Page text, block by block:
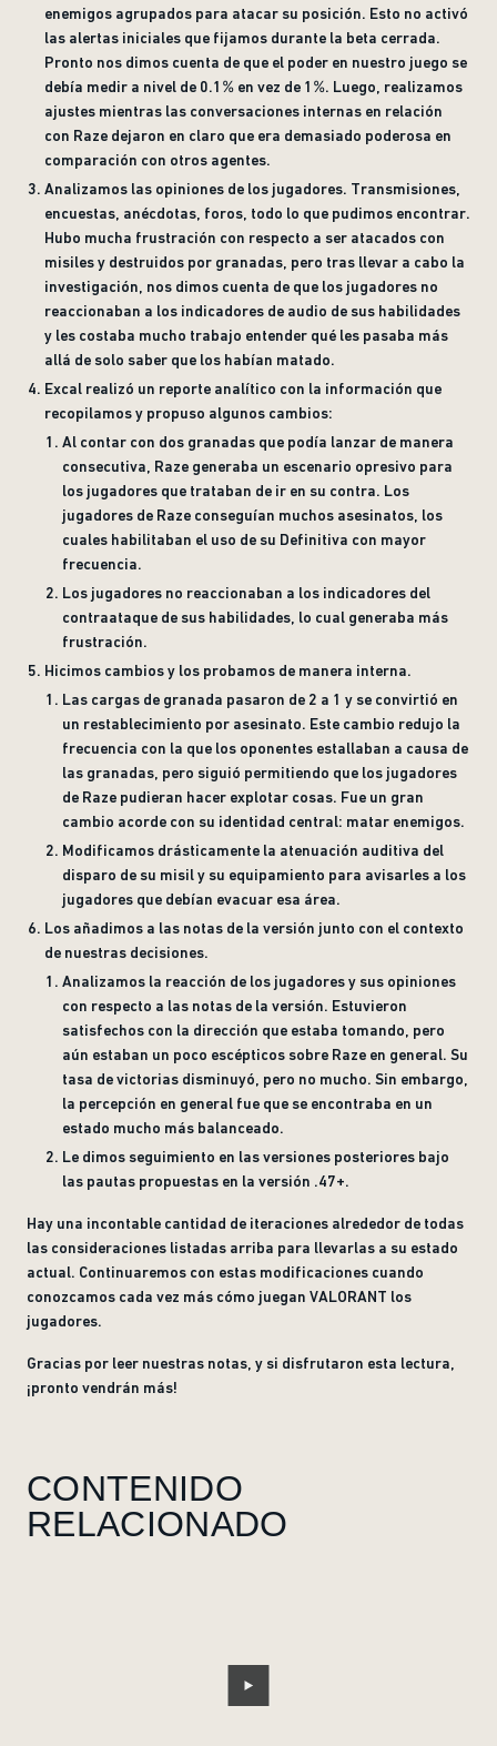
enemigos agrupados para atacar su posición. Esto no activó
las alertas iniciales que fijamos durante la beta cerrada.
Pronto nos dimos cuenta de que el poder en nuestro juego se
debía medir a nivel de 0.1% en vez de 1%. Luego, realizamos
ajustes mientras las conversaciones internas en relación
con Raze dejaron en claro que era demasiado poderosa en
comparación con otros agentes.
Analizamos las opiniones de los jugadores. Transmisiones,
encuestas, anécdotas, foros, todo lo que pudimos encontrar.
Hubo mucha frustración con respecto a ser atacados con
misiles y destruidos por granadas, pero tras llevar a cabo la
investigación, nos dimos cuenta de que los jugadores no
reaccionaban a los indicadores de audio de sus habilidades
y les costaba mucho trabajo entender qué les pasaba más
allá de solo saber que los habían matado.
Excal realizó un reporte analítico con la información que
recopilamos y propuso algunos cambios:
Al contar con dos granadas que podía lanzar de manera
consecutiva, Raze generaba un escenario opresivo para
los jugadores que trataban de ir en su contra. Los
jugadores de Raze conseguían muchos asesinatos, los
cuales habilitaban el uso de su Definitiva con mayor
frecuencia.
Los jugadores no reaccionaban a los indicadores del
contraataque de sus habilidades, lo cual generaba más
frustración.
Hicimos cambios y los probamos de manera interna.
Las cargas de granada pasaron de 2 a 1 y se convirtió en
un restablecimiento por asesinato. Este cambio redujo la
frecuencia con la que los oponentes estallaban a causa de
las granadas, pero siguió permitiendo que los jugadores
de Raze pudieran hacer explotar cosas. Fue un gran
cambio acorde con su identidad central: matar enemigos.
Modificamos drásticamente la atenuación auditiva del
disparo de su misil y su equipamiento para avisarles a los
jugadores que debían evacuar esa área.
Los añadimos a las notas de la versión junto con el contexto
de nuestras decisiones.
Analizamos la reacción de los jugadores y sus opiniones
con respecto a las notas de la versión. Estuvieron
satisfechos con la dirección que estaba tomando, pero
aún estaban un poco escépticos sobre Raze en general. Su
tasa de victorias disminuyó, pero no mucho. Sin embargo,
la percepción en general fue que se encontraba en un
estado mucho más balanceado.
Le dimos seguimiento en las versiones posteriores bajo
las pautas propuestas en la versión .47+.
Hay una incontable cantidad de iteraciones alrededor de todas
las consideraciones listadas arriba para llevarlas a su estado
actual. Continuaremos con estas modificaciones cuando
conozcamos cada vez más cómo juegan VALORANT los
jugadores.
Gracias por leer nuestras notas, y si disfrutaron esta lectura,
¡pronto vendrán más!
CONTENIDO
RELACIONADO